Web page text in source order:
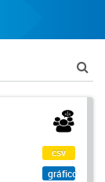
csv
gráfico